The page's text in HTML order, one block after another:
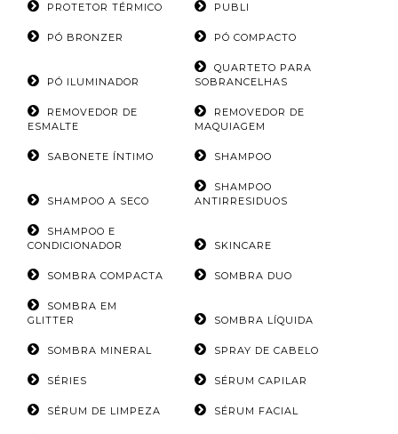
PROTETOR TÉRMICO PUBLI
PÓ BRONZER PÓ COMPACTO
PÓ ILUMINADOR
QUARTETO PARA
SOBRANCELHAS
REMOVEDOR DE
ESMALTE
REMOVEDOR DE
MAQUIAGEM
SABONETE ÍNTIMO SHAMPOO
SHAMPOO A SECO
SHAMPOO
ANTIRRESIDUOS
SHAMPOO E
CONDICIONADOR
SKINCARE
SOMBRA COMPACTA SOMBRA DUO
SOMBRA EM
GLITTER
SOMBRA LÍQUIDA
SOMBRA MINERAL SPRAY DE CABELO
SÉRIES SÉRUM CAPILAR
SÉRUM DE LIMPEZA SÉRUM FACIAL